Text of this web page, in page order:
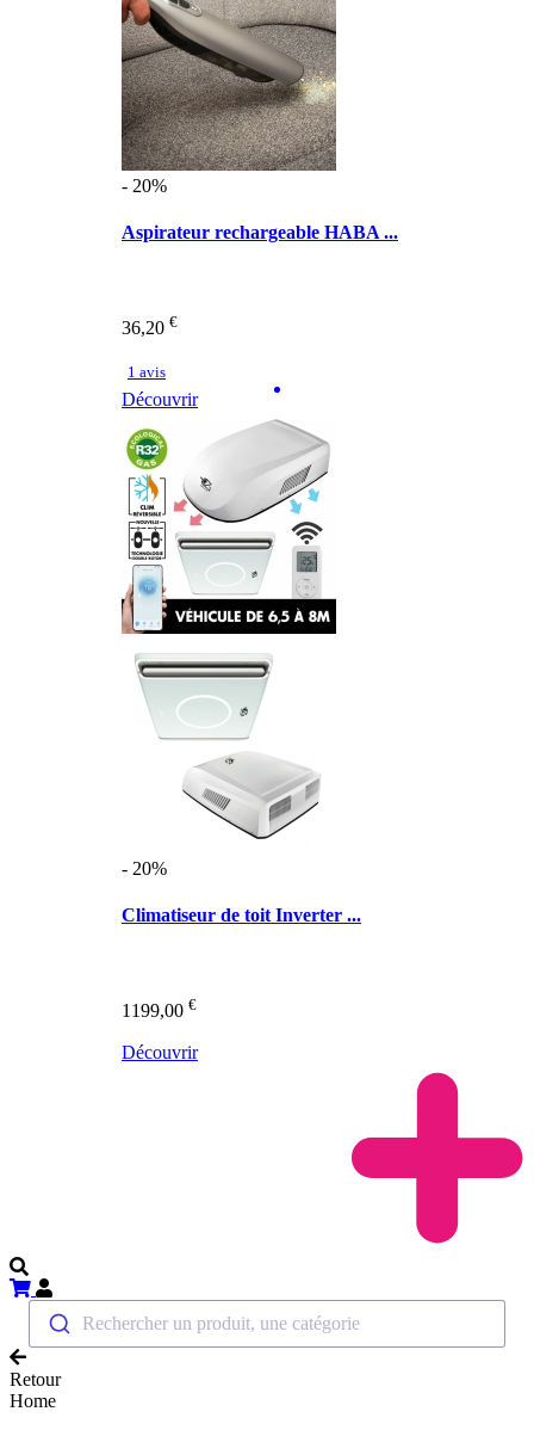
- 20%
Aspirateur rechargeable HABA ...
36,20 €
1 avis
Découvrir
- 20%
Climatiseur de toit Inverter ...
1199,00 €
Découvrir
Rechercher un produit, une catégorie
Retour
Home